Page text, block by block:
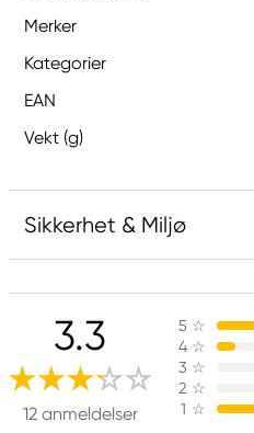
Merker
Kategorier
EAN
Vekt (g)
Sikkerhet & Miljø
Cyanoakrylat. Fare.
på sekunder.
Irriterer huden.
Kan forårsake irritasjon
Gir alvorlig øyeirritasjon.
Dersom det er
3.3
12 anmeldelser
5 ☆
4 ☆
3 ☆
2 ☆
1 ☆